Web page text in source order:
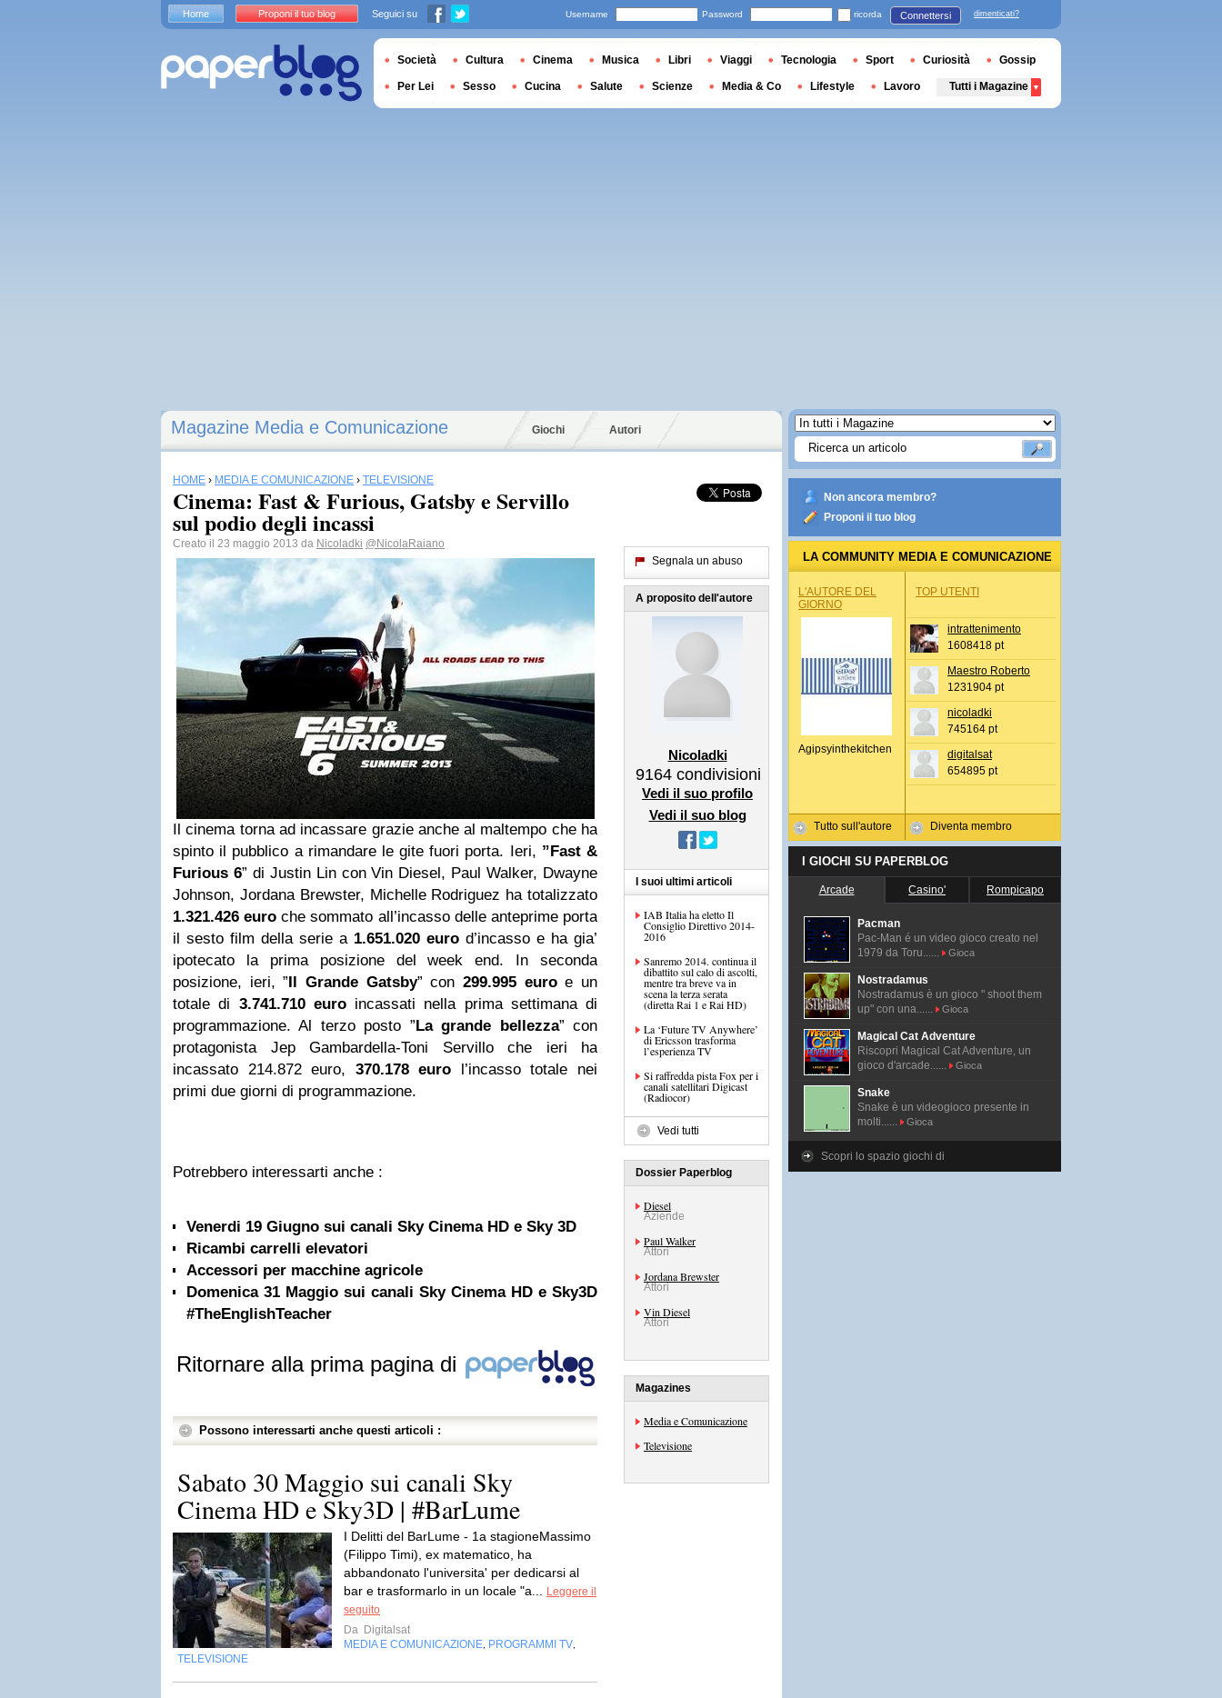
Magazine Media e Comunicazione Giochi Autori
HOME › MEDIA E COMUNICAZIONE › TELEVISIONE
Cinema: Fast & Furious, Gatsby e Servillo
sul podio degli incassi
Creato il 23 maggio 2013 da Nicoladki @NicolaRaiano
Il cinema torna ad incassare grazie anche al maltempo che ha
spinto il pubblico a rimandare le gite fuori porta. Ieri, ”Fast &
Furious 6” di Justin Lin con Vin Diesel, Paul Walker, Dwayne
Johnson, Jordana Brewster, Michelle Rodriguez ha totalizzato
1.321.426 euroche sommato all’incasso delle anteprime porta
il sesto film della serie a1.651.020 euro d’incasso e ha gia’
ipotecato la prima posizione del week end. In seconda
posizione, ieri, ”Il Grande Gatsby” con299.995 euroe un
totale di 3.741.710 euroincassati nella prima settimana di
programmazione. Al terzo posto ”La grande bellezza” con
protagonista Jep Gambardella-Toni Servillo che ieri ha
incassato 214.872 euro, 370.178 euro l’incasso totale nei
primi due giorni di programmazione.
Potrebbero interessarti anche :
Venerdi 19 Giugno sui canali Sky Cinema HD e Sky 3D
Ricambi carrelli elevatori
Accessori per macchine agricole
Domenica 31 Maggio sui canali Sky Cinema HD e Sky3D
#TheEnglishTeacher
Ritornare alla prima pagina di
Possono interessarti anche questi articoli :
Sabato 30 Maggio sui canali Sky
Cinema HD e Sky3D | #BarLume
I Delitti del BarLume - 1a stagioneMassimo
(Filippo Timi), ex matematico, ha
abbandonato l'universita' per dedicarsi al
bar e trasformarlo in un locale "a...
Leggere il
seguito
Da Digitalsat
MEDIA E COMUNICAZIONE PROGRAMMI TV
TELEVISIONE
Segnala un abuso
A proposito dell'autore
Nicoladki
9164 condivisioni
Vedi il suo profilo
Vedi il suo blog
I suoi ultimi articoli
IAB Italia ha eletto Il
Consiglio Direttivo 2014-
2016
Sanremo 2014. continua il
dibattito sul calo di ascolti,
mentre tra breve va in
scena la terza serata
(diretta Rai 1 e Rai HD)
La ‘Future TV Anywhere’
di Ericsson trasforma
l’esperienza TV
Si raffredda pista Fox per i
canali satellitari Digicast
(Radiocor)
Vedi tutti
Dossier Paperblog
Diesel
Aziende
Paul Walker
Attori
Jordana Brewster
Attori
Vin Diesel
Attori
Magazines
Media e Comunicazione
Televisione
Non ancora membro?
Proponi il tuo blog
LA COMMUNITY MEDIA E COMUNICAZIONE
L'AUTORE DEL
GIORNO
Agipsyinthekitchen
Tutto sull'autore
TOP UTENTI
intrattenimento
1608418 pt
Maestro Roberto
1231904 pt
nicoladki
745164 pt
digitalsat
654895 pt
Diventa membro
I GIOCHI SU PAPERBLOG
Arcade Casino' Rompicapo
Pacman
Pac-Man é un video gioco creato nel
1979 da Toru......
Gioca
Nostradamus
Nostradamus è un gioco " shoot them
up" con una......
Gioca
Magical Cat Adventure
Riscopri Magical Cat Adventure, un
gioco d'arcade......
Gioca
Snake
Snake è un videogioco presente in
molti......
Gioca
Scopri lo spazio giochi di
Home Proponi il tuo blog Seguici su Username Password ricorda Connettersi dimenticati?
Società Cultura Cinema Musica Libri Viaggi Tecnologia Sport Curiosità Gossip
Per Lei Sesso Cucina Salute Scienze Media & Co Lifestyle Lavoro Tutti i Magazine